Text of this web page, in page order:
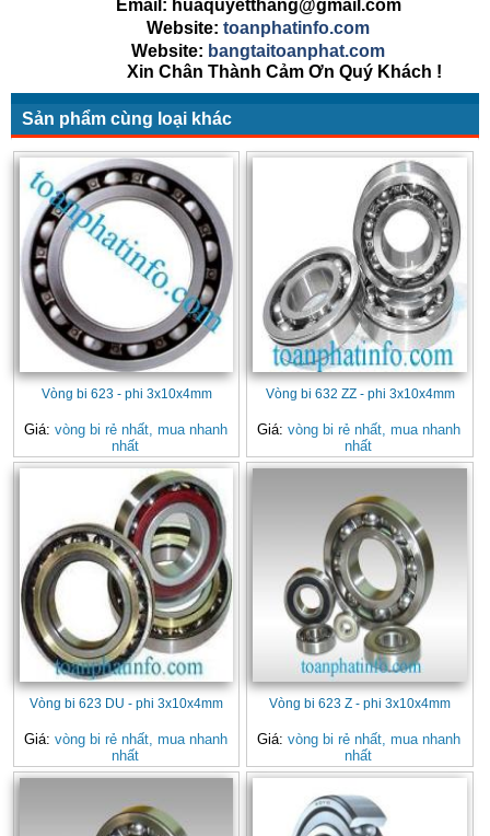
Email: huaquyetthang@gmail.com
Website: toanphatinfo.com
Website: bangtaitoanphat.com
Xin Chân Thành Cảm Ơn Quý Khách !
Sản phẩm cùng loại khác
Vòng bi 623 - phi 3x10x4mm
Giá: vòng bi rẻ nhất, mua nhanh
nhất
Vòng bi 632 ZZ - phi 3x10x4mm
Giá: vòng bi rẻ nhất, mua nhanh
nhất
Vòng bi 623 DU - phi 3x10x4mm
Giá: vòng bi rẻ nhất, mua nhanh
nhất
Vòng bi 623 Z - phi 3x10x4mm
Giá: vòng bi rẻ nhất, mua nhanh
nhất